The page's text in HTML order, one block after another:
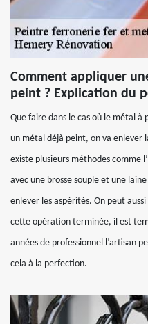
Comment appliquer
peint ? Explication du
Que faire dans le cas où le métal
un métal déjà peint, on va enlever
existe plusieurs méthodes comme
avec une brosse souple et une
enlever les aspérités. On peut
cette opération terminée, il est
années de professionnel l’artisan
cela à la perfection.